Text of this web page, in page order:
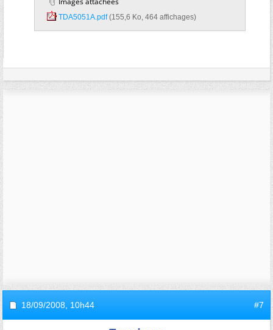
TDA5051A.pdf‎ (155,6 Ko, 464 affichages)
18/09/2008, 10h44 #7